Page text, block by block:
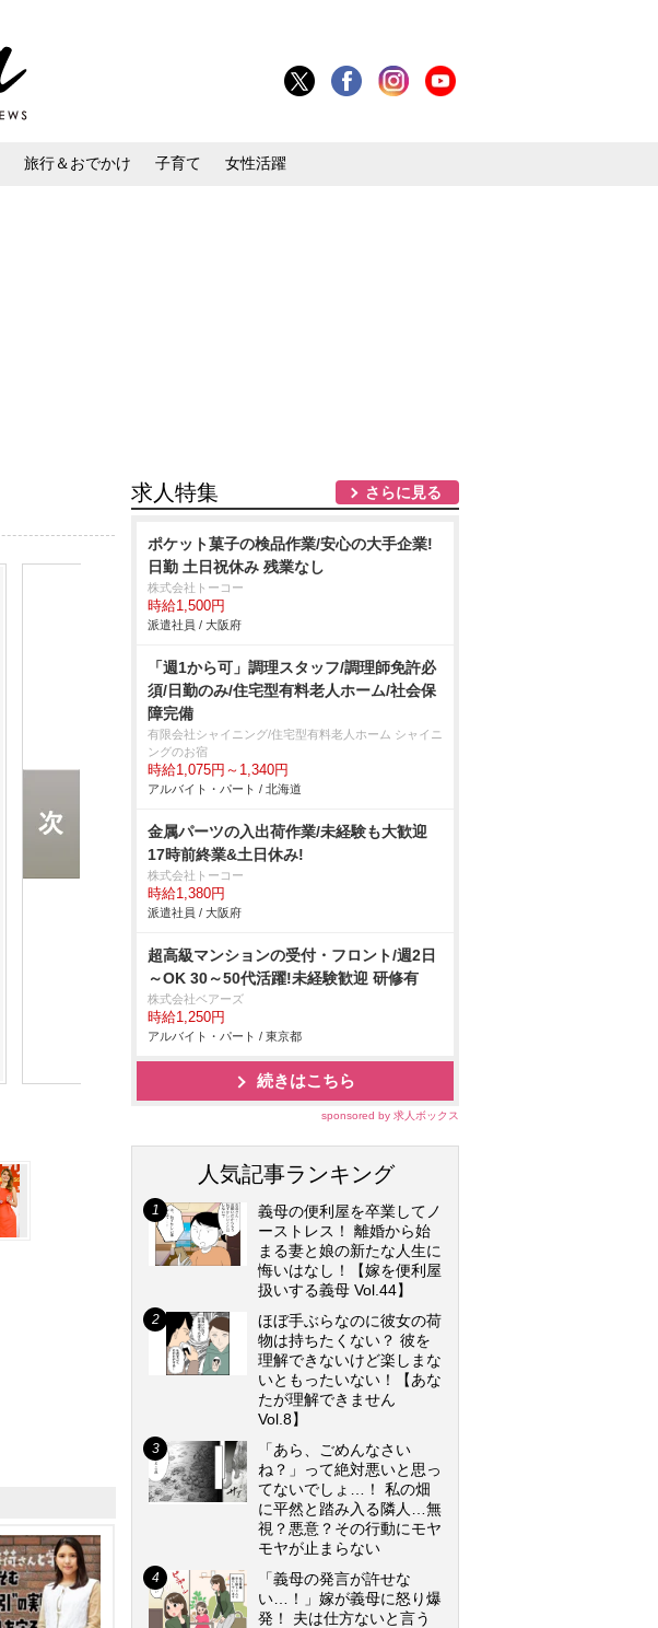
旅行＆おでかけ 子育て 女性活躍
求人特集 さらに見る
ポケット菓子の検品作業/安心の大手企業!
日勤 土日祝休み 残業なし
株式会社トーコー
時給1,500円
派遣社員 / 大阪府
「週1から可」調理スタッフ/調理師免許必
須/日勤のみ/住宅型有料老人ホーム/社会保
障完備
有限会社シャイニング/住宅型有料老人ホーム シャイニ
ングのお宿
時給1,075円～1,340円
アルバイト・パート / 北海道
金属パーツの入出荷作業/未経験も大歓迎
17時前終業&土日休み!
株式会社トーコー
時給1,380円
派遣社員 / 大阪府
超高級マンションの受付・フロント/週2日
～OK 30～50代活躍!未経験歓迎 研修有
株式会社ベアーズ
時給1,250円
アルバイト・パート / 東京都
続きはこちら
sponsored by 求人ボックス
人気記事ランキング
義母の便利屋を卒業してノ
ーストレス！ 離婚から始
まる妻と娘の新たな人生に
悔いはなし！【嫁を便利屋
扱いする義母 Vol.44】
ほぼ手ぶらなのに彼女の荷
物は持ちたくない？ 彼を
理解できないけど楽しまな
いともったいない！【あな
たが理解できません
Vol.8】
「あら、ごめんなさい
ね？」って絶対悪いと思っ
てないでしょ…！ 私の畑
に平然と踏み入る隣人…無
視？悪意？その行動にモヤ
モヤが止まらない
「義母の発言が許せな
い…！」嫁が義母に怒り爆
発！ 夫は仕方ないと言う